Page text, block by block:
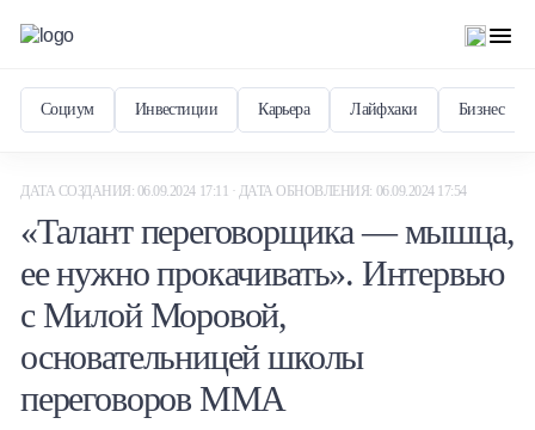
Социум Инвестиции Карьера Лайфхаки Бизнес
ДАТА СОЗДАНИЯ: 06.09.2024 17:11 · ДАТА ОБНОВЛЕНИЯ: 06.09.2024 17:54
«Талант переговорщика — мышца,
ее нужно прокачивать». Интервью
с Милой Моровой,
основательницей школы
переговоров MMA